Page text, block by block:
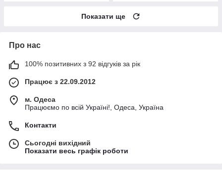
Показати ще
Про нас
100% позитивних з 92 відгуків за рік
Працює з 22.09.2012
м. Одеса
Працюємо по всій Україні!, Одеса, Україна
Контакти
Сьогодні вихідний
Показати весь графік роботи